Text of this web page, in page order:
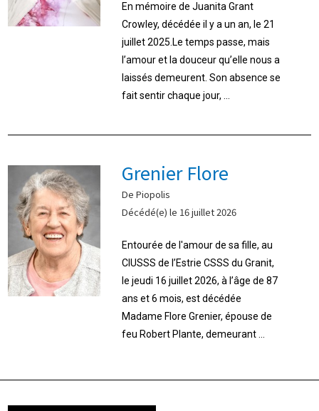
En mémoire de Juanita Grant
Crowley, décédée il y a un an, le 21
juillet 2025.Le temps passe, mais
l’amour et la douceur qu’elle nous a
laissés demeurent. Son absence se
fait sentir chaque jour, ...
Grenier Flore
De Piopolis
Décédé(e) le 16 juillet 2026
Entourée de l'amour de sa fille, au
CIUSSS de l’Estrie CSSS du Granit,
le jeudi 16 juillet 2026, à l’âge de 87
ans et 6 mois, est décédée
Madame Flore Grenier, épouse de
feu Robert Plante, demeurant ...